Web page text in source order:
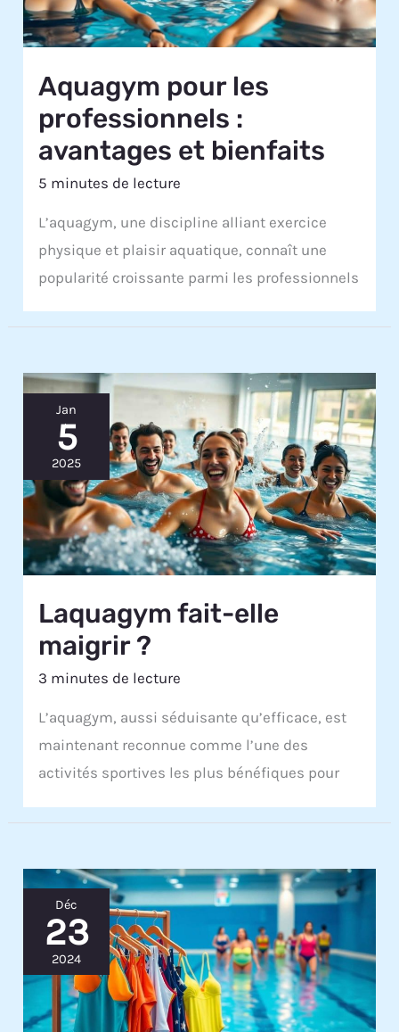
Aquagym pour les
professionnels :
avantages et bienfaits
5 minutes de lecture
L’aquagym, une discipline alliant exercice
physique et plaisir aquatique, connaît une
popularité croissante parmi les professionnels
Jan
5
2025
Laquagym fait-elle
maigrir ?
3 minutes de lecture
L’aquagym, aussi séduisante qu’efficace, est
maintenant reconnue comme l’une des
activités sportives les plus bénéfiques pour
Déc
23
2024